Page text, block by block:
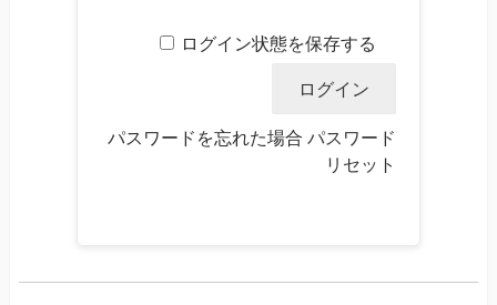
ログイン状態を保存する
パスワードを忘れた場合 パスワード
リセット